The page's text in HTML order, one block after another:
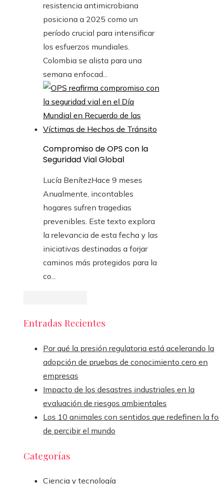
resistencia antimicrobiana
posiciona a 2025 como un
período crucial para intensificar
los esfuerzos mundiales.
Colombia se alista para una
semana enfocad...
Compromiso de OPS con la
Seguridad Vial Global
Lucía BenítezHace 9 meses
Anualmente, incontables
hogares sufren tragedias
prevenibles. Este texto explora
la relevancia de esta fecha y las
iniciativas destinadas a forjar
caminos más protegidos para la
co...
Entradas Recientes
Por qué la presión regulatoria está acelerando la
adopción de pruebas de conocimiento cero en
empresas
Impacto de los desastres industriales en la
evaluación de riesgos ambientales
Los 10 animales con sentidos que redefinen la
de percibir el mundo
Categorías
Ciencia y tecnología